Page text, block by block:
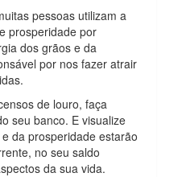
pessoas utilizam a
prosperidade por
dos grãos e da
por nos fazer atrair
de louro, faça
seu banco. E visualize
da prosperidade estarão
no seu saldo
da sua vida.